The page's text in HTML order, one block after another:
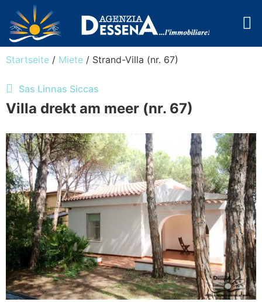
Startseite / Miete / Strand-Villa (nr. 67)
Sas Linnas Siccas
Villa drekt am meer (nr. 67)